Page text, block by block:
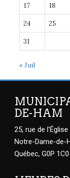
17 18
24 25
31
« Juil
DE-HAM
25, rue de l'Église
Notre-Dame-de-
Québec, G0P 1C0